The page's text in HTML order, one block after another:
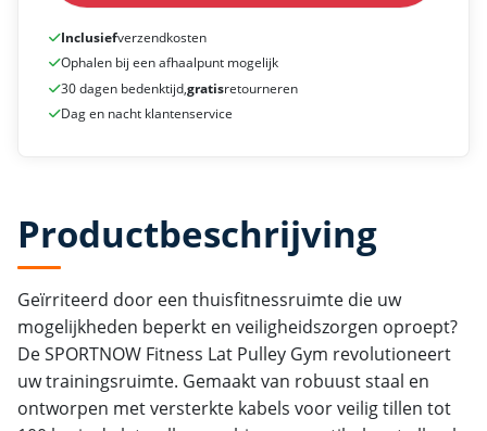
Inclusiefverzendkosten
Ophalen bij een afhaalpunt mogelijk
30 dagen bedenktijd,gratisretourneren
Dag en nacht klantenservice
Productbeschrijving
Geïrriteerd door een thuisfitnessruimte die uw
mogelijkheden beperkt en veiligheidszorgen oproept?
De SPORTNOW Fitness Lat Pulley Gym revolutioneert
uw trainingsruimte. Gemaakt van robuust staal en
ontworpen met versterkte kabels voor veilig tillen tot